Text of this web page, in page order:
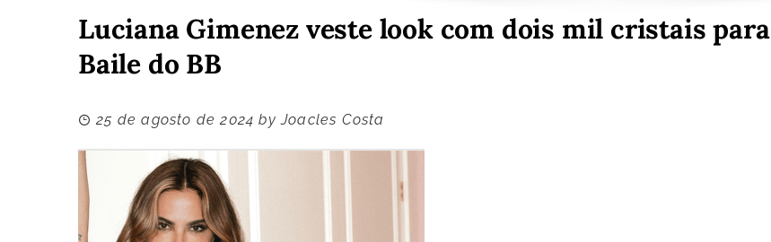
Luciana Gimenez veste look com dois mil cristais para
Baile do BB
25 de agosto de 2024 byJoacles Costa